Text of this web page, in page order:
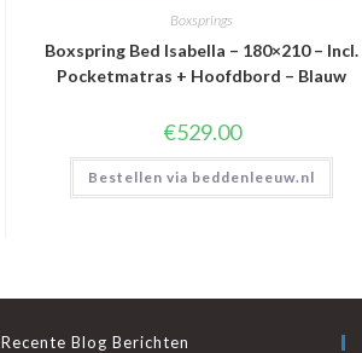
Boxsprings
Boxspring Bed Isabella – 180×210 – Incl.
Pocketmatras + Hoofdbord – Blauw
€529.00
Bestellen via beddenleeuw.nl
Recente Blog Berichten